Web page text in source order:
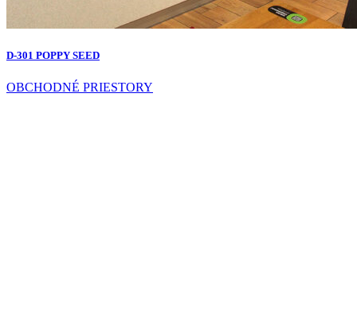
D-301 POPPY SEED
OBCHODNÉ PRIESTORY